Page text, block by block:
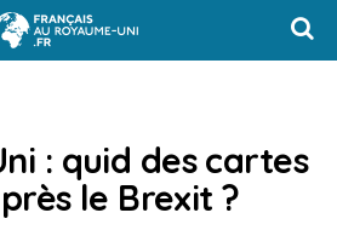
: quid des cartes
le Brexit ?